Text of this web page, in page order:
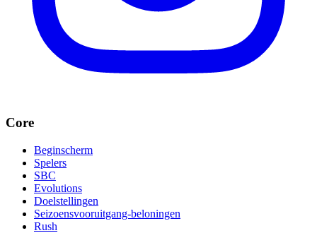
Core
Beginscherm
Spelers
SBC
Evolutions
Doelstellingen
Seizoensvooruitgang-beloningen
Rush